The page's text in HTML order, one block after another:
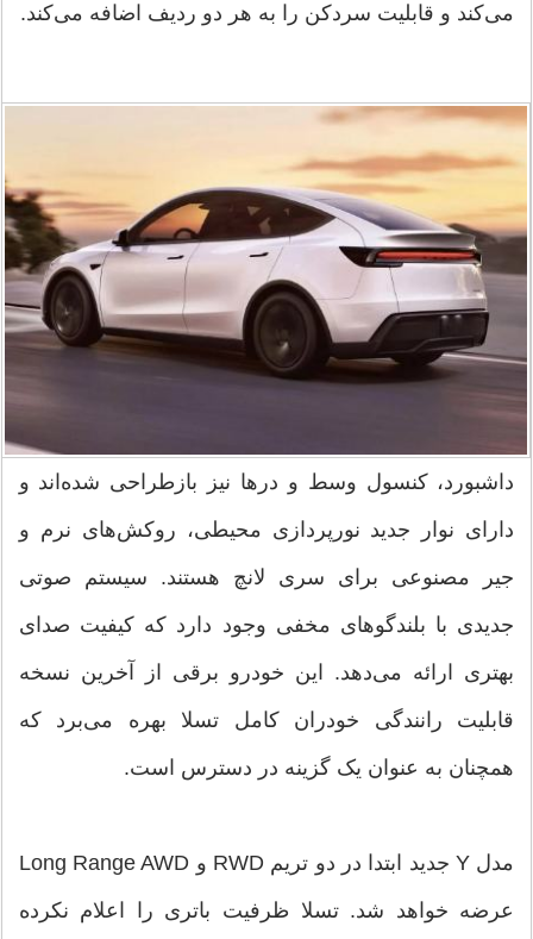
می‌کند و قابلیت سردکن را به هر دو ردیف اضافه می‌کند.
داشبورد، کنسول وسط و درها نیز بازطراحی شده‌اند و
دارای نوار جدید نورپردازی محیطی، روکش‌های نرم و
جیر مصنوعی برای سری لانچ هستند. سیستم صوتی
جدیدی با بلندگوهای مخفی وجود دارد که کیفیت صدای
بهتری ارائه می‌دهد. این خودرو برقی از آخرین نسخه
قابلیت رانندگی خودران کامل تسلا بهره می‌برد که
همچنان به عنوان یک گزینه در دسترس است.
مدل Y جدید ابتدا در دو تریم RWD و Long Range AWD
عرضه خواهد شد. تسلا ظرفیت باتری را اعلام نکرده